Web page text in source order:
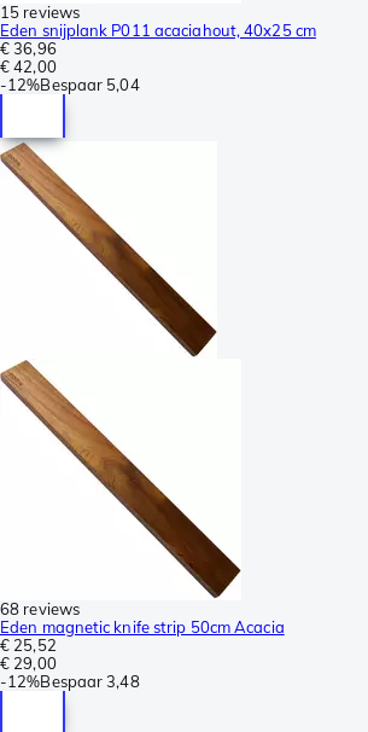
15 reviews
Eden snijplank P011 acaciahout, 40x25 cm
€ 36,96
€ 42,00
-12%Bespaar 5,04
68 reviews
Eden magnetic knife strip 50cm Acacia
€ 25,52
€ 29,00
-12%Bespaar 3,48